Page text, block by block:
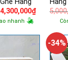
Hàng
₫Giá
nhanh
-34%